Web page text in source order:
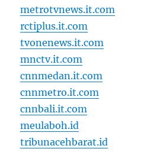
metrotvnews.it.com
rctiplus.it.com
tvonenews.it.com
mnctv.it.com
cnnmedan.it.com
cnnmetro.it.com
cnnbali.it.com
meulaboh.id
tribunacehbarat.id